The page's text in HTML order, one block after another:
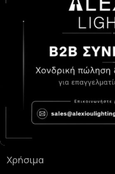
Κατάστημα Χαλάνδρι:
sales@alexioulighting.gr
210 283 0072
6983123181
Χρήσιμα